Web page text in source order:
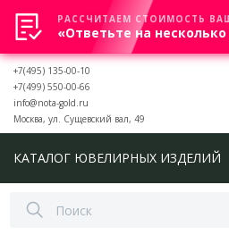
+7(495) 135-00-10
+7(499) 550-00-66
info@nota-gold.ru
Москва, ул. Сущевский вал, 49
КАТАЛОГ ЮВЕЛИРНЫХ ИЗДЕЛИЙ
РАССЧИТАЕМ СТОИМОСТЬ
«Ответьте на